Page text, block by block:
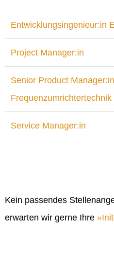
Entwicklungsingenieur:in
Project Manager:in
Senior Product Manager:in
Frequenzumrichtertechnik
Service Manager:in
Kein passendes
erwarten wir gerne Ihre